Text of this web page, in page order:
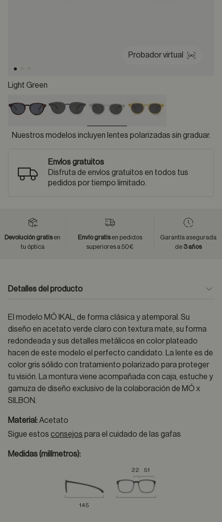
Probador virtual
Light Green
selected
Nuestros modelos incluyen lentes polarizadas sin graduar.
Envíos gratuitos
Disfruta de envíos gratuitos en todos tus
pedidos por tiempo limitado.
Devolución gratisen
tu óptica
Envío gratisen pedidos
superiores a 50€
Garantía asegurada
de 3 años
Detalles del producto
El modelo MÓ IKAL, de forma clásica y atemporal. Su
diseño en acetato verde claro con textura mate, su forma
redondeada y sus detalles metálicos en color plateado
hacen de este modelo el perfecto candidato. La lente es de
color gris sólido con tratamiento polarizado para proteger
tu visión. La montura viene acompañada con caja, estuche y
gamuza de diseño exclusivo de la colaboración de MÓ x
SILBON.
Material:Acetato
Sigue estos consejos para el cuidado de las gafas
Medidas (milímetros):
22 51
145